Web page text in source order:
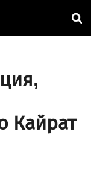
Кайрат